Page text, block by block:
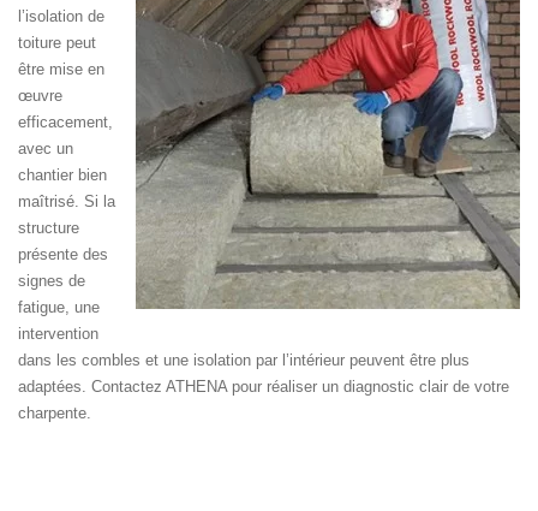
l’isolation de
toiture peut
être mise en
œuvre
efficacement,
avec un
chantier bien
maîtrisé. Si la
structure
présente des
signes de
fatigue, une
intervention
dans les combles et une isolation par l’intérieur peuvent être plus
adaptées. Contactez ATHENA pour réaliser un diagnostic clair de votre
charpente.